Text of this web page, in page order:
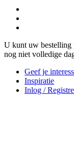
U kunt uw bestelling
nog niet volledige
Geef je
Inspiratie
Inlog /